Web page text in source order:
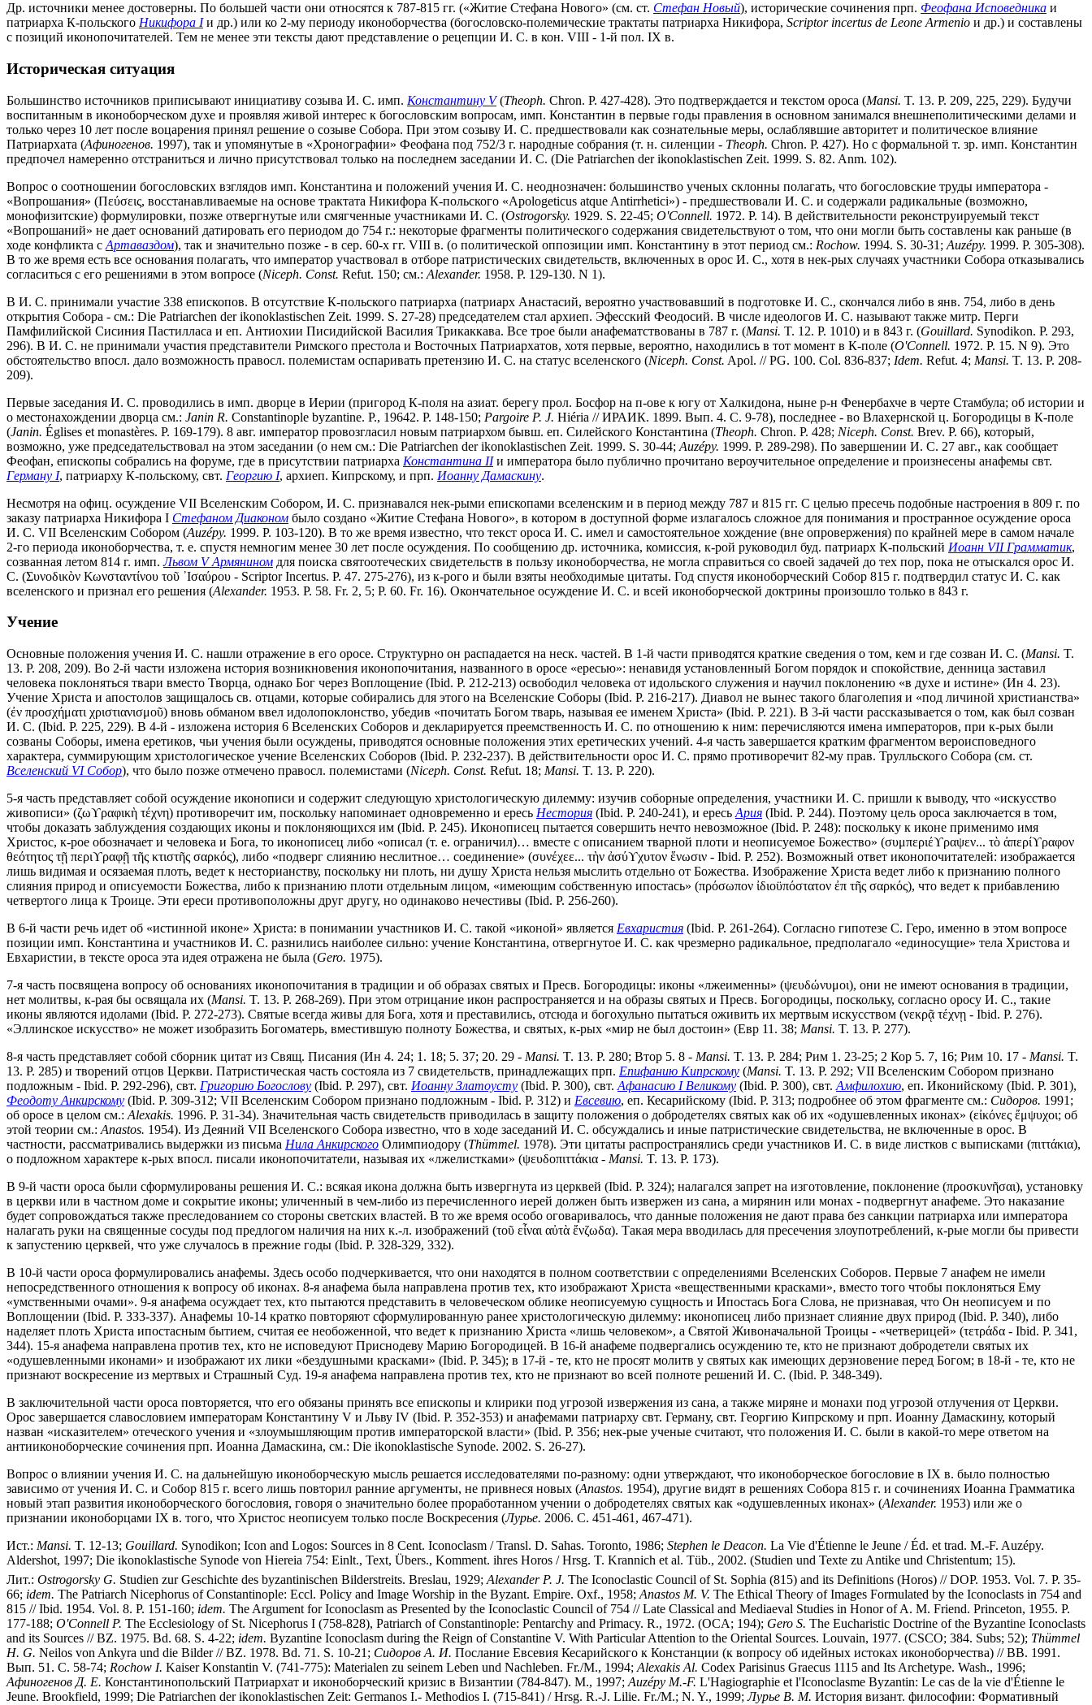
Др. источники менее достоверны. По большей части они относятся к 787-815 гг. («Житие Стефана Нового» (см. ст. Стефан Новый), исторические сочинения прп. Феофана Исповедника и
патриарха К-польского Никифора Iи др.) или ко 2-му периоду иконоборчества (богословско-полемические трактаты патриарха Никифора, Scriptor incertus de Leone Armenio и др.) и составлены
с позиций иконопочитателей. Тем не менее эти тексты дают представление о рецепции И. С. в кон. VIII - 1-й пол. IX в.
Историческая ситуация
Большинство источников приписывают инициативу созыва И. С. имп. Константину V(Theoph. Chron. P. 427-428). Это подтверждается и текстом ороса (Mansi. T. 13. P. 209, 225, 229). Будучи
воспитанным в иконоборческом духе и проявляя живой интерес к богословским вопросам, имп. Константин в первые годы правления в основном занимался внешнеполитическими делами и
только через 10 лет после воцарения принял решение о созыве Собора. При этом созыву И. С. предшествовали как сознательные меры, ослаблявшие авторитет и политическое влияние
Патриархата (Афиногенов. 1997), так и упомянутые в «Хронографии» Феофана под 752/3 г. народные собрания (т. н. силенции - Theoph. Chron. P. 427). Но с формальной т. зр. имп. Константин
предпочел намеренно отстраниться и лично присутствовал только на последнем заседании И. С. (Die Patriarchen der ikonoklastischen Zeit. 1999. S. 82. Anm. 102).
Вопрос о соотношении богословских взглядов имп. Константина и положений учения И. С. неоднозначен: большинство ученых склонны полагать, что богословские труды императора -
«Вопрошания» (Πεύσεις, восстанавливаемые на основе трактата Никифора К-польского «Apologeticus atque Antirrhetici») - предшествовали И. С. и содержали радикальные (возможно,
монофизитские) формулировки, позже отвергнутые или смягченные участниками И. С. (Ostrogorsky. 1929. S. 22-45; O'Connell. 1972. P. 14). В действительности реконструируемый текст
«Вопрошаний» не дает оснований датировать его периодом до 754 г.: некоторые фрагменты политического содержания свидетельствуют о том, что они могли быть составлены как раньше (в
ходе конфликта с Артаваздом), так и значительно позже - в сер. 60-х гг. VIII в. (о политической оппозиции имп. Константину в этот период см.: Rochow. 1994. S. 30-31; Auzépy. 1999. P. 305-308).
В то же время есть все основания полагать, что император участвовал в отборе патристических свидетельств, включенных в орос И. С., хотя в нек-рых случаях участники Собора отказывались
согласиться с его решениями в этом вопросе (Niceph. Const. Refut. 150; см.: Alexander. 1958. P. 129-130. N 1).
В И. С. принимали участие 338 епископов. В отсутствие К-польского патриарха (патриарх Анастасий, вероятно участвовавший в подготовке И. С., скончался либо в янв. 754, либо в день
открытия Собора - см.: Die Patriarchen der ikonoklastischen Zeit. 1999. S. 27-28) председателем стал архиеп. Эфесский Феодосий. В числе идеологов И. С. называют также митр. Перги
Памфилийской Сисиния Пастилласа и еп. Антиохии Писидийской Василия Трикаккава. Все трое были анафематствованы в 787 г. (Mansi. T. 12. P. 1010) и в 843 г. (Gouillard. Synodikon. P. 293,
296). В И. С. не принимали участия представители Римского престола и Восточных Патриархатов, хотя первые, вероятно, находились в тот момент в К-поле (O'Connell. 1972. P. 15. N 9). Это
обстоятельство впосл. дало возможность правосл. полемистам оспаривать претензию И. С. на статус вселенского (Niceph. Const. Apol. // PG. 100. Col. 836-837; Idem. Refut. 4; Mansi. T. 13. P. 208-
209).
Первые заседания И. С. проводились в имп. дворце в Иерии (пригород К-поля на азиат. берегу прол. Босфор на п-ове к югу от Халкидона, ныне р-н Фенербахче в черте Стамбула; об истории и
о местонахождении дворца см.: Janin R. Constantinople byzantine. P., 19642. P. 148-150; Pargoire P. J. Hiéria // ИРАИК. 1899. Вып. 4. С. 9-78), последнее - во Влахернской ц. Богородицы в К-поле
(Janin. Églises et monastères. P. 169-179). 8 авг. император провозгласил новым патриархом бывш. еп. Силейского Константина (Theoph. Chron. P. 428; Niceph. Const. Brev. P. 66), который,
возможно, уже председательствовал на этом заседании (о нем см.: Die Patriarchen der ikonoklastischen Zeit. 1999. S. 30-44; Auzépy. 1999. P. 289-298). По завершении И. С. 27 авг., как сообщает
Феофан, епископы собрались на форуме, где в присутствии патриарха Константина IIи императора было публично прочитано вероучительное определение и произнесены анафемы свт.
Герману I, патриарху К-польскому, свт. Георгию I, архиеп. Кипрскому, и прп. Иоанну Дамаскину.
Несмотря на офиц. осуждение VII Вселенским Собором, И. С. признавался нек-рыми епископами вселенским и в период между 787 и 815 гг. С целью пресечь подобные настроения в 809 г. по
заказу патриарха Никифора I Стефаном Диаконом было создано «Житие Стефана Нового», в котором в доступной форме излагалось сложное для понимания и пространное осуждение ороса
И. С. VII Вселенским Собором (Auzépy. 1999. P. 103-120). В то же время известно, что текст ороса И. С. имел и самостоятельное хождение (вне опровержения) по крайней мере в самом начале
2-го периода иконоборчества, т. е. спустя немногим менее 30 лет после осуждения. По сообщению др. источника, комиссия, к-рой руководил буд. патриарх К-польский Иоанн VII Грамматик,
созванная летом 814 г. имп.Львом V Армянином для поиска святоотеческих свидетельств в пользу иконоборчества, не могла справиться со своей задачей до тех пор, пока не отыскался орос И.
С. (Συνοδικὸν Κωνσταντίνου τοῦ ᾿Ισαύρου - Scriptor Incertus. P. 47. 275-276), из к-рого и были взяты необходимые цитаты. Год спустя иконоборческий Собор 815 г. подтвердил статус И. С. как
вселенского и признал его решения (Alexander. 1953. P. 58. Fr. 2, 5; P. 60. Fr. 16). Окончательное осуждение И. С. и всей иконоборческой доктрины произошло только в 843 г.
Учение
Основные положения учения И. С. нашли отражение в его оросе. Структурно он распадается на неск. частей. В 1-й части приводятся краткие сведения о том, кем и где созван И. С. (Mansi. T.
13. P. 208, 209). Во 2-й части изложена история возникновения иконопочитания, названного в оросе «ересью»: ненавидя установленный Богом порядок и спокойствие, денница заставил
человека поклоняться твари вместо Творца, однако Бог через Воплощение (Ibid. P. 212-213) освободил человека от идольского служения и научил поклонению «в духе и истине» (Ин 4. 23).
Учение Христа и апостолов защищалось св. отцами, которые собирались для этого на Вселенские Соборы (Ibid. P. 216-217). Диавол не вынес такого благолепия и «под личиной христианства»
(ἐν προσχήματι χριστιανισμοῦ) вновь обманом ввел идолопоклонство, убедив «почитать Богом тварь, называя ее именем Христа» (Ibid. P. 221). В 3-й части рассказывается о том, как был созван
И. С. (Ibid. P. 225, 229). В 4-й - изложена история 6 Вселенских Соборов и декларируется преемственность И. С. по отношению к ним: перечисляются имена императоров, при к-рых были
созваны Соборы, имена еретиков, чьи учения были осуждены, приводятся основные положения этих еретических учений. 4-я часть завершается кратким фрагментом вероисповедного
характера, суммирующим христологическое учение Вселенских Соборов (Ibid. P. 232-237). В действительности орос И. С. прямо противоречит 82-му прав. Трулльского Собора (см. ст.
Вселенский VI Собор), что было позже отмечено правосл. полемистами (Niceph. Const. Refut. 18; Mansi. T. 13. P. 220).
5-я часть представляет собой осуждение иконописи и содержит следующую христологическую дилемму: изучив соборные определения, участники И. С. пришли к выводу, что «искусство
живописи» (ζωϒραφικὴ τέχνη) противоречит им, поскольку напоминает одновременно и ересь Нестория (Ibid. P. 240-241), и ересь Ария (Ibid. P. 244). Поэтому цель ороса заключается в том,
чтобы доказать заблуждения создающих иконы и поклоняющихся им (Ibid. P. 245). Иконописец пытается совершить нечто невозможное (Ibid. P. 248): поскольку к иконе применимо имя
Христос, к-рое обозначает и человека и Бога, то иконописец либо «описал (т. е. ограничил)… вместе с описанием тварной плоти и неописуемое Божество» (συμπεριέϒραψεν... τὸ ἀπερίϒραφον
θεότητος τῇ περιϒραφῇ τῆς κτιστῆς σαρκός), либо «подверг слиянию неслитное… соединение» (συνέχεε... τὴν ἀσύϒχυτον ἕνωσιν - Ibid. P. 252). Возможный ответ иконопочитателей: изображается
лишь видимая и осязаемая плоть, ведет к несторианству, поскольку ни плоть, ни душу Христа нельзя мыслить отдельно от Божества. Изображение Христа ведет либо к признанию полного
слияния природ и описуемости Божества, либо к признанию плоти отдельным лицом, «имеющим собственную ипостась» (πρόσωπον ἰδιοϋπόστατον ἐπ τῆς σαρκός), что ведет к прибавлению
четвертого лица к Троице. Эти ереси противоположны друг другу, но одинаково нечестивы (Ibid. P. 256-260).
В 6-й части речь идет об «истинной иконе» Христа: в понимании участников И. С. такой «иконой» является Евхаристия (Ibid. P. 261-264). Согласно гипотезе С. Геро, именно в этом вопросе
позиции имп. Константина и участников И. С. разнились наиболее сильно: учение Константина, отвергнутое И. С. как чрезмерно радикальное, предполагало «единосущие» тела Христова и
Евхаристии, в тексте ороса эта идея отражена не была (Gero. 1975).
7-я часть посвящена вопросу об основаниях иконопочитания в традиции и об образах святых и Пресв. Богородицы: иконы «лжеименны» (ψευδώνυμοι), они не имеют основания в традиции,
нет молитвы, к-рая бы освящала их (Mansi. T. 13. P. 268-269). При этом отрицание икон распространяется и на образы святых и Пресв. Богородицы, поскольку, согласно оросу И. С., такие
иконы являются идолами (Ibid. P. 272-273). Святые всегда живы для Бога, хотя и преставились, отсюда и богохульно пытаться оживить их мертвым искусством (νεκρᾷ τέχνῃ - Ibid. P. 276).
«Эллинское искусство» не может изобразить Богоматерь, вместившую полноту Божества, и святых, к-рых «мир не был достоин» (Евр 11. 38; Mansi. T. 13. P. 277).
8-я часть представляет собой сборник цитат из Свящ. Писания (Ин 4. 24; 1. 18; 5. 37; 20. 29 - Mansi. T. 13. P. 280; Втор 5. 8 - Mansi. T. 13. P. 284; Рим 1. 23-25; 2 Кор 5. 7, 16; Рим 10. 17 - Mansi. T.
13. P. 285) и творений отцов Церкви. Патристическая часть состояла из 7 свидетельств, принадлежащих прп. Епифанию Кипрскому (Mansi. T. 13. P. 292; VII Вселенским Собором признано
подложным - Ibid. P. 292-296), свт. Григорию Богослову (Ibid. P. 297), свт. Иоанну Златоусту (Ibid. P. 300), свт. Афанасию I Великому (Ibid. P. 300), свт. Амфилохию, еп. Иконийскому (Ibid. P. 301),
Феодоту Анкирскому (Ibid. P. 309-312; VII Вселенским Собором признано подложным - Ibid. P. 312) и Евсевию, еп. Кесарийскому (Ibid. P. 313; подробнее об этом фрагменте см.: Сидоров. 1991;
об оросе в целом см.: Alexakis. 1996. P. 31-34). Значительная часть свидетельств приводилась в защиту положения о добродетелях святых как об их «одушевленных иконах» (εἰκόνες ἔμψυχοι; об
этой теории см.: Anastos. 1954). Из Деяний VII Вселенского Собора известно, что в ходе заседаний И. С. обсуждались и иные патристические свидетельства, не включенные в орос. В
частности, рассматривались выдержки из письма Нила Анкирского Олимпиодору (Thümmel. 1978). Эти цитаты распространялись среди участников И. С. в виде листков с выписками (πιττάκια),
о подложном характере к-рых впосл. писали иконопочитатели, называя их «лжелистками» (ψευδοπιττάκια - Mansi. T. 13. P. 173).
В 9-й части ороса были сформулированы решения И. С.: всякая икона должна быть извергнута из церквей (Ibid. P. 324); налагался запрет на изготовление, поклонение (προσκυνῆσαι), установку
в церкви или в частном доме и сокрытие иконы; уличенный в чем-либо из перечисленного иерей должен быть извержен из сана, а мирянин или монах - подвергнут анафеме. Это наказание
будет сопровождаться также преследованием со стороны светских властей. В то же время особо оговаривалось, что данные положения не дают права без санкции патриарха или императора
налагать руки на священные сосуды под предлогом наличия на них к.-л. изображений (τοῦ εἶναι αὐτὰ ἔνζωδα). Такая мера вводилась для пресечения злоупотреблений, к-рые могли бы привести
к запустению церквей, что уже случалось в прежние годы (Ibid. P. 328-329, 332).
В 10-й части ороса формулировались анафемы. Здесь особо подчеркивается, что они находятся в полном соответствии с определениями Вселенских Соборов. Первые 7 анафем не имели
непосредственного отношения к вопросу об иконах. 8-я анафема была направлена против тех, кто изображают Христа «вещественными красками», вместо того чтобы поклоняться Ему
«умственными очами». 9-я анафема осуждает тех, кто пытаются представить в человеческом облике неописуемую сущность и Ипостась Бога Слова, не признавая, что Он неописуем и по
Воплощении (Ibid. P. 333-337). Анафемы 10-14 кратко повторяют сформулированную ранее христологическую дилемму: иконописец либо признает слияние двух природ (Ibid. P. 340), либо
наделяет плоть Христа ипостасным бытием, считая ее необоженной, что ведет к признанию Христа «лишь человеком», а Святой Живоначальной Троицы - «четверицей» (τετράδα - Ibid. P. 341,
344). 15-я анафема направлена против тех, кто не исповедуют Приснодеву Марию Богородицей. В 16-й анафеме подвергались осуждению те, кто не признают добродетели святых их
«одушевленными иконами» и изображают их лики «бездушными красками» (Ibid. P. 345); в 17-й - те, кто не просят молитв у святых как имеющих дерзновение перед Богом; в 18-й - те, кто не
признают воскресение из мертвых и Страшный Суд. 19-я анафема направлена против тех, кто не признают во всей полноте решений И. С. (Ibid. P. 348-349).
В заключительной части ороса повторяется, что его обязаны принять все епископы и клирики под угрозой извержения из сана, а также миряне и монахи под угрозой отлучения от Церкви.
Орос завершается славословием императорам Константину V и Льву IV (Ibid. P. 352-353) и анафемами патриарху свт. Герману, свт. Георгию Кипрскому и прп. Иоанну Дамаскину, который
назван «исказителем» отеческого учения и «злоумышляющим против императорской власти» (Ibid. P. 356; нек-рые ученые считают, что положения И. С. были в какой-то мере ответом на
антииконоборческие сочинения прп. Иоанна Дамаскина, см.: Die ikonoklastische Synode. 2002. S. 26-27).
Вопрос о влиянии учения И. С. на дальнейшую иконоборческую мысль решается исследователями по-разному: одни утверждают, что иконоборческое богословие в IX в. было полностью
зависимо от учения И. С. и Собор 815 г. всего лишь повторил ранние аргументы, не привнеся новых (Anastos. 1954), другие видят в решениях Собора 815 г. и сочинениях Иоанна Грамматика
новый этап развития иконоборческого богословия, говоря о значительно более проработанном учении о добродетелях святых как «одушевленных иконах» (Alexander. 1953) или же о
признании иконоборцами IX в. того, что Христос неописуем только после Воскресения (Лурье. 2006. С. 451-461, 467-471).
Ист.: Mansi. T. 12-13; Gouillard. Synodikon; Icon and Logos: Sources in 8 Cent. Iconoclasm / Transl. D. Sahas. Toronto, 1986; Stephen le Deacon. La Vie d'Étienne le Jeune / Éd. et trad. M.-F. Auzépy.
Aldershot, 1997; Die ikonoklastische Synode von Hiereia 754: Einlt., Text, Übers., Komment. ihres Horos / Hrsg. T. Krannich et al. Tüb., 2002. (Studien und Texte zu Antike und Christentum; 15).
Лит.: Ostrogorsky G. Studien zur Geschichte des byzantinischen Bilderstreits. Breslau, 1929; Alexander P. J. The Iconoclastic Council of St. Sophia (815) and its Definitions (Horos) // DOP. 1953. Vol. 7. P. 35-
66; idem. The Patriarch Nicephorus of Constantinople: Eccl. Policy and Image Worship in the Byzant. Empire. Oxf., 1958; Anastos M. V. The Ethical Theory of Images Formulated by the Iconoclasts in 754 and
815 // Ibid. 1954. Vol. 8. P. 151-160; idem. The Argument for Iconoclasm as Presented by the Iconoclastic Council of 754 // Late Classical and Mediaeval Studies in Honor of A. M. Friend. Princeton, 1955. P.
177-188; O'Connell P. The Ecclesiology of St. Nicephorus I (758-828), Patriarch of Constantinople: Pentarchy and Primacy. R., 1972. (OCA; 194); Gero S. The Eucharistic Doctrine of the Byzantine Iconoclasts
and its Sources // BZ. 1975. Bd. 68. S. 4-22; idem. Byzantine Iconoclasm during the Reign of Constantine V. With Particular Attention to the Oriental Sources. Louvain, 1977. (CSCO; 384. Subs; 52); Thümmel
H. G. Neilos von Ankyra und die Bilder // BZ. 1978. Bd. 71. S. 10-21; Сидоров А. И. Послание Евсевия Кесарийского к Констанции (к вопросу об идейных истоках иконоборчества) // ВВ. 1991.
Вып. 51. С. 58-74; Rochow I. Kaiser Konstantin V. (741-775): Materialen zu seinem Leben und Nachleben. Fr./M., 1994; Alexakis Al. Codex Parisinus Graecus 1115 and Its Archetype. Wash., 1996;
Афиногенов Д. Е. Константинопольский Патриархат и иконоборческий кризис в Византии (784-847). М., 1997; Auzépy M.-F. L'Hagiographie et l'Iconoclasme Byzantin: Le cas de la vie d'Étienne le
Jeune. Brookfield, 1999; Die Patriarchen der ikonoklastischen Zeit: Germanos I.- Methodios I. (715-841) / Hrsg. R.-J. Lilie. Fr./M.; N. Y., 1999;Лурье В. М. История визант. философии: Формативный